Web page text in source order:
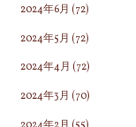
2024年6月 (72)
2024年5月 (72)
2024年4月 (72)
2024年3月 (70)